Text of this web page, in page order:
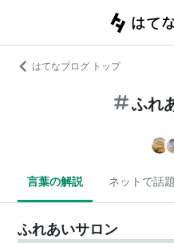
はてなブログ トップ
ふれ
言葉の解説 ネットで話題
ふれあいサロン